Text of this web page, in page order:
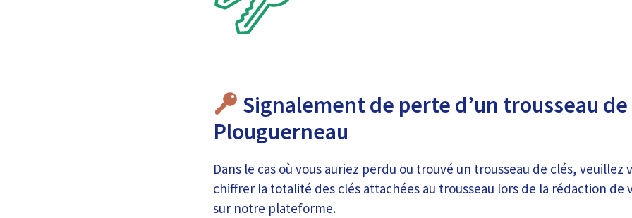
Signalement de perte d’un trousseau de
Plouguerneau
Dans le cas où vous auriez perdu ou trouvé un trousseau de clés, veuillez
chiffrer la totalité des clés attachées au trousseau lors de la rédaction de
sur notre plateforme.